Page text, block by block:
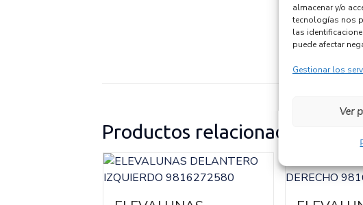
almacenar y/o
tecnologías nos
las
puede afectar
Gestionar los
Ver
Productos relacionados